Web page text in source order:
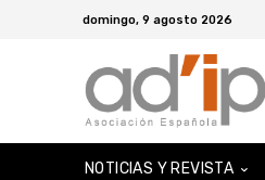
domingo, 9 agosto 2026
NOTICIAS Y REVISTA